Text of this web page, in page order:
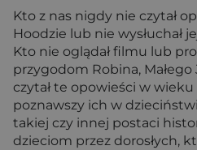
Kto z nas nigdy nie czytał
Hoodzie lub nie wysłuchał
Kto nie oglądał filmu lub
przygodom Robina,
czytał te opowieści w wieku
poznawszy ich w
takiej czy innej postaci
dzieciom przez dorosłych,